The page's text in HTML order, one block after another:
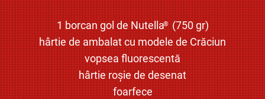
1 borcan gol de Nutella®(750 gr)
hârtie de ambalat cu modele de Crăciun
vopsea fluorescentă
hârtie roșie de desenat
foarfece